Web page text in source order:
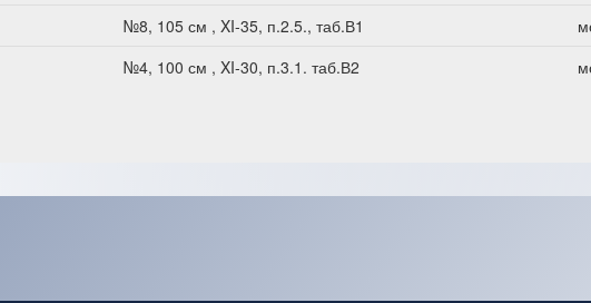
№8, 105 см , XI-35, п.2.5., таб.В1
№4, 100 см , XI-30, п.3.1. таб.В2